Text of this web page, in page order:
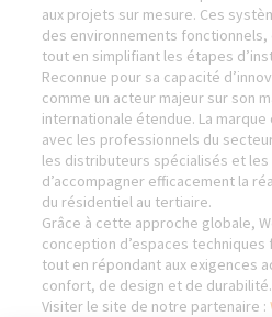
aux projets sur mesure. Ces
des environnements
tout en simplifiant les étapes
Reconnue pour sa capacité
comme un acteur majeur sur son
internationale étendue. La
avec les professionnels du
les distributeurs spécialisés et les
d’accompagner efficacement la
du résidentiel au tertiaire.
Grâce à cette approche globale,
conception d’espaces
tout en répondant aux exigences
confort, de design et de durabilité.
Visiter le site de notre partenaire :